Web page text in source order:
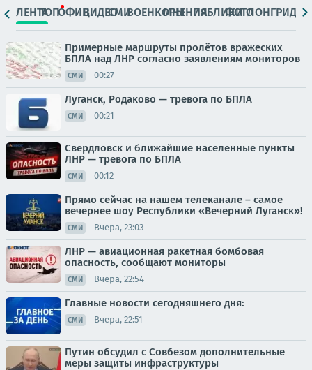
ЛЕНТАТОПОФИЦ.ВИДЕОСМИВОЕНКОРЫМНЕНИЯПАБЛИКИ
ФОТОЛОНГРИДЫ
Примерные маршруты пролётов вражеских
БПЛА над ЛНР согласно заявлениям мониторов
СМИ 00:27
Луганск, Родаково — тревога по БПЛА
СМИ 00:21
Свердловск и ближайшие населенные пункты
ЛНР — тревога по БПЛА
СМИ 00:12
Прямо сейчас на нашем телеканале – самое
вечернее шоу Республики «Вечерний Луганск»!
СМИ Вчера, 23:03
ЛНР — авиационная ракетная бомбовая
опасность, сообщают мониторы
СМИ Вчера, 22:54
Главные новости сегодняшнего дня:
СМИ Вчера, 22:51
Путин обсудил с Совбезом дополнительные
меры защиты инфраструктуры